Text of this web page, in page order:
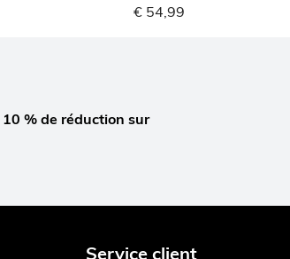
€ 54,99
10 % de réduction sur
Service client